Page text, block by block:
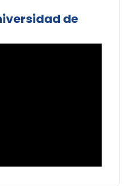
de